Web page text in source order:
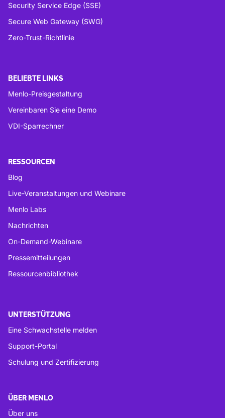
Security Service Edge (SSE)
Secure Web Gateway (SWG)
Zero-Trust-Richtlinie
BELIEBTE LINKS
Menlo-Preisgestaltung
Vereinbaren Sie eine Demo
VDI-Sparrechner
RESSOURCEN
Blog
Live-Veranstaltungen und Webinare
Menlo Labs
Nachrichten
On-Demand-Webinare
Pressemitteilungen
Ressourcenbibliothek
UNTERSTÜTZUNG
Eine Schwachstelle melden
Support-Portal
Schulung und Zertifizierung
ÜBER MENLO
Über uns